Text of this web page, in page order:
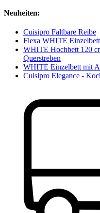
Neuheiten:
Cuisipro Faltbare Reibe
Flexa WHITE
WHITE Hochbett 120
Querstreben
WHITE Einzelbett mit
Cuisipro Elegance -